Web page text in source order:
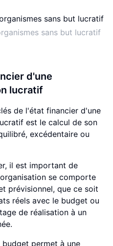
sans but lucratif
d'une
lucratif
de l'état financier d'une
est le calcul de son
excédentaire ou
il est important de
se comporte
prévisionnel, que ce soit
réels avec le budget ou
de réalisation à un
permet à une